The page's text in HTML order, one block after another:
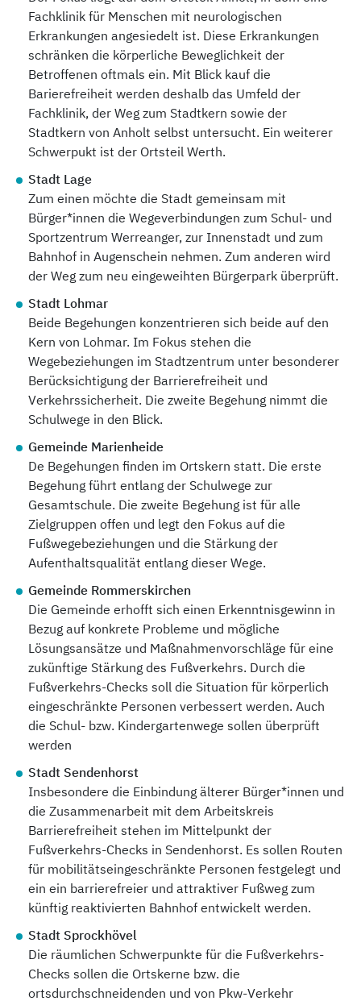
Fachklinik für Menschen mit neurologischen
Erkrankungen angesiedelt ist. Diese Erkrankungen
schränken die körperliche Beweglichkeit der
Betroffenen oftmals ein. Mit Blick kauf die
Barierefreiheit werden deshalb das Umfeld der
Fachklinik, der Weg zum Stadtkern sowie der
Stadtkern von Anholt selbst untersucht. Ein weiterer
Schwerpukt ist der Ortsteil Werth.
Stadt Lage
Zum einen möchte die Stadt gemeinsam mit
Bürger*innen die Wegeverbindungen zum Schul- und
Sportzentrum Werreanger, zur Innenstadt und zum
Bahnhof in Augenschein nehmen. Zum anderen wird
der Weg zum neu eingeweihten Bürgerpark überprüft.
Stadt Lohmar
Beide Begehungen konzentrieren sich beide auf den
Kern von Lohmar. Im Fokus stehen die
Wegebeziehungen im Stadtzentrum unter besonderer
Berücksichtigung der Barrierefreiheit und
Verkehrssicherheit. Die zweite Begehung nimmt die
Schulwege in den Blick.
Gemeinde Marienheide
De Begehungen finden im Ortskern statt. Die erste
Begehung führt entlang der Schulwege zur
Gesamtschule. Die zweite Begehung ist für alle
Zielgruppen offen und legt den Fokus auf die
Fußwegebeziehungen und die Stärkung der
Aufenthaltsqualität entlang dieser Wege.
Gemeinde Rommerskirchen
Die Gemeinde erhofft sich einen Erkenntnisgewinn in
Bezug auf konkrete Probleme und mögliche
Lösungsansätze und Maßnahmenvorschläge für eine
zukünftige Stärkung des Fußverkehrs. Durch die
Fußverkehrs-Checks soll die Situation für körperlich
eingeschränkte Personen verbessert werden. Auch
die Schul- bzw. Kindergartenwege sollen überprüft
werden
Stadt Sendenhorst
Insbesondere die Einbindung älterer Bürger*innen und
die Zusammenarbeit mit dem Arbeitskreis
Barrierefreiheit stehen im Mittelpunkt der
Fußverkehrs-Checks in Sendenhorst. Es sollen Routen
für mobilitätseingeschränkte Personen festgelegt und
ein ein barrierefreier und attraktiver Fußweg zum
künftig reaktivierten Bahnhof entwickelt werden.
Stadt Sprockhövel
Die räumlichen Schwerpunkte für die Fußverkehrs-
Checks sollen die Ortskerne bzw. die
ortsdurchschneidenden und von Pkw-Verkehr